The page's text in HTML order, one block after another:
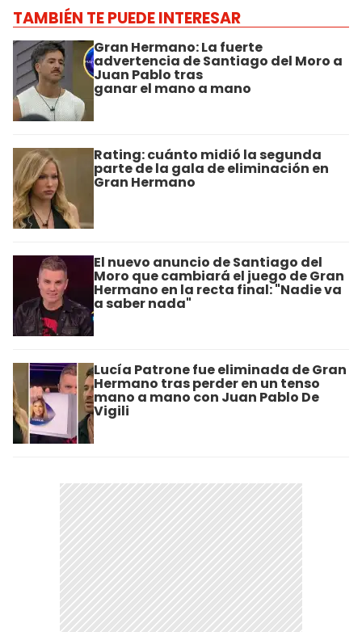
TAMBIÉN TE PUEDE INTERESAR
Gran Hermano: La fuerte
advertencia de Santiago del Moro a
Juan Pablo tras
ganar el mano a mano
Rating: cuánto midió la segunda
parte de la gala de eliminación en
Gran Hermano
El nuevo anuncio de Santiago del
Moro que cambiará el juego de Gran
Hermano en la recta final: "Nadie va
a saber nada"
Lucía Patrone fue eliminada de Gran
Hermano tras perder en un tenso
mano a mano con Juan Pablo De
Vigili